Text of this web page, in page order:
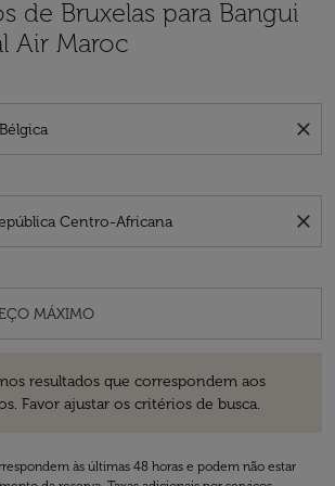
de Bruxelas para Bangui
Air Maroc
close
close
resultados que correspondem aos
Favor ajustar os critérios de busca.
às últimas 48 horas e podem não estar